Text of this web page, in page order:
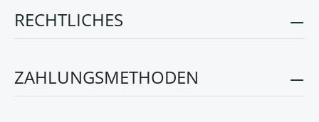
RECHTLICHES
ZAHLUNGSMETHODEN